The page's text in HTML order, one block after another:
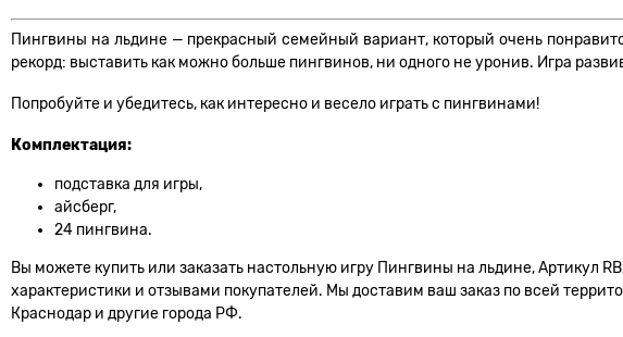
Пингвины на льдине — прекрасный семейный вариант, который очень
рекорд: выставить как можно больше пингвинов, ни одного не уронив. Игра
Попробуйте и убедитесь, как интересно и весело играть с пингвинами!
Комплектация:
подставка для игры,
айсберг,
24 пингвина.
Вы можете купить или заказать настольную игру Пингвины на льдине, Артикул
характеристики и отзывами покупателей. Мы доставим ваш заказ по всей
Краснодар и другие города РФ.